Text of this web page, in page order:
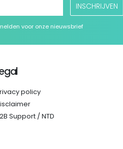
INSCHRIJVEN
voor onze nieuwsbrief
policy
Support / NTD